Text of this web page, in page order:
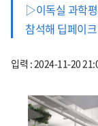
▷이독실 과학
참석해 딥페이
입력 : 2024-11-20